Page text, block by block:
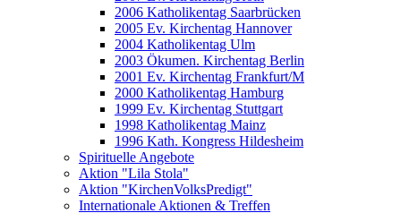
2006 Katholikentag Saarbrücken
2005 Ev. Kirchentag Hannover
2004 Katholikentag Ulm
2003 Ökumen. Kirchentag Berlin
2001 Ev. Kirchentag Frankfurt/M
2000 Katholikentag Hamburg
1999 Ev. Kirchentag Stuttgart
1998 Katholikentag Mainz
1996 Kath. Kongress Hildesheim
Spirituelle Angebote
Aktion "Lila Stola"
Aktion "KirchenVolksPredigt"
Internationale Aktionen & Treffen